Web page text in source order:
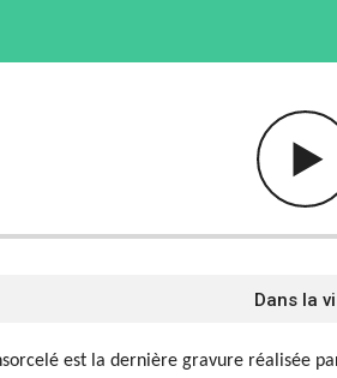
Dans la
est la dernière gravure réalisée